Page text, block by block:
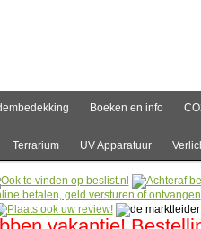
Boeken en info
Terrarium UV Apparatuur